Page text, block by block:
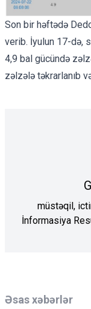
Əsas xəbərlər
Son bir həftədə
verib. İyulun 17-də,
4,9 bal gücündə
zəlzələ təkrarlanıb
müstəqil,
İnformasiya